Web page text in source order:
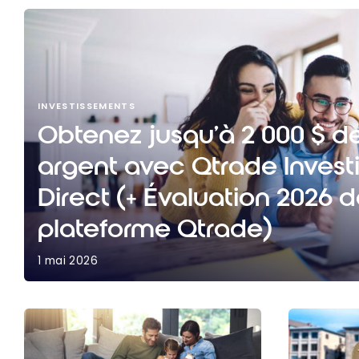
Investissement Direct (+ Évaluation 2026 de la
INVESTISSEMENTS
Obtenez jusqu’à 2 000 $
argent avec Qtrade
Direct (+ Évaluation 2026
plateforme Qtrade)
1 mai 2026